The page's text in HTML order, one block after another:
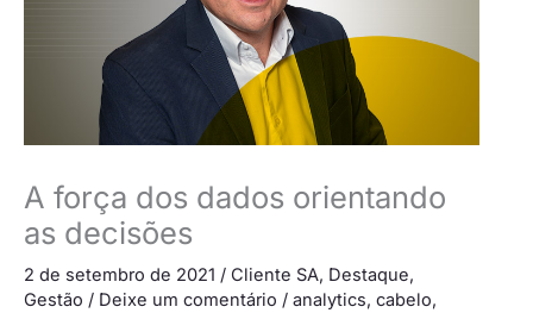
A força dos dados orientando
as decisões
2 de setembro de 2021 / Cliente SA, Destaque,
Gestão / Deixe um comentário / analytics, cabelo,